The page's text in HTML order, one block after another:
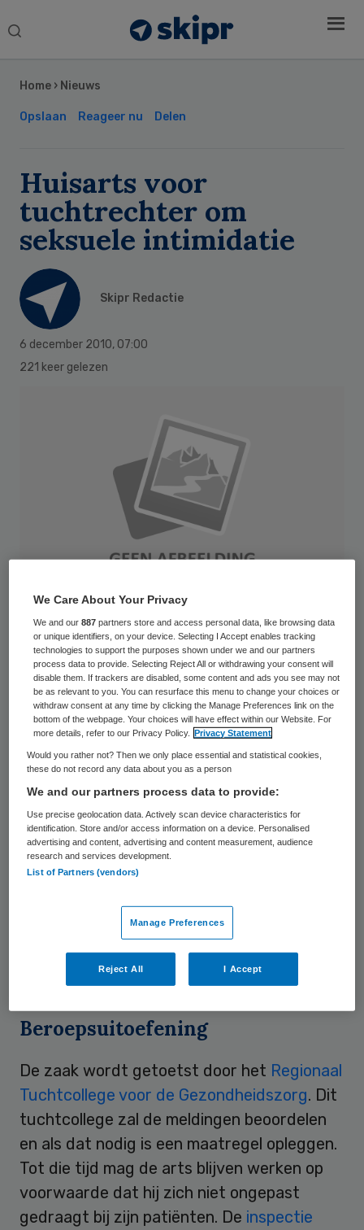
Search
Home › Nieuws
Opslaan Reageer nu Delen
Huisarts voor
tuchtrechter om
seksuele intimidatie
Skipr Redactie
6 december 2010, 07:00
221 keer gelezen
Een huisarts uit de regio Haarlem moet
binnenkort voor het Medisch Tuchtcollege
verschijnen op verdenking van seksuele
intimidatie van acht vrouwen. Dat heeft de
Inspectie voor de Gezondheidszorg (IGZ)
vrijdag bevestigd naar aanleiding van
berichtgeving in het Haarlems Dagblad.
Seksuele intimidatie
Volgens de krant gaat het om een
. De woordvoerder van de
inspectie wil dat niet bevestigen vanwege
de privacy.
Beroepsuitoefening
De zaak wordt getoetst door het Regionaal
Tuchtcollege voor de Gezondheidszorg. Dit
tuchtcollege zal de meldingen beoordelen
en als dat nodig is een maatregel opleggen.
Tot die tijd mag de arts blijven werken op
voorwaarde dat hij zich niet ongepast
gedraagt bij zijn patiënten. De inspectie
Sidebar
We Care About Your Privacy
We and our887 partners store and access personal data, like browsing data
or unique identifiers, on your device. Selecting I Accept enables tracking
technologies to support the purposes shown under we and our partners
process data to provide. Selecting Reject All or withdrawing your consent will
disable them. If trackers are disabled, some content and ads you see may not
be as relevant to you. You can resurface this menu to change your choices or
withdraw consent at any time by clicking the Manage Preferences link on the
bottom of the webpage. Your choices will have effect within our Website. For
more details, refer to our Privacy Policy.
Privacy Statement
Would you rather not? Then we only place essential and statistical cookies,
these do not record any data about you as a person
We and our partners process data to provide:
Use precise geolocation data. Actively scan device characteristics for
identification. Store and/or access information on a device. Personalised
advertising and content, advertising and content measurement, audience
research and services development.
List of Partners (vendors)
Manage Preferences
Reject All I Accept